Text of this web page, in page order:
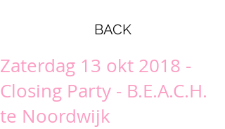
BACK
Zaterdag 13 okt 2018 -
Closing Party - B.E.A.C.H.
te Noordwijk